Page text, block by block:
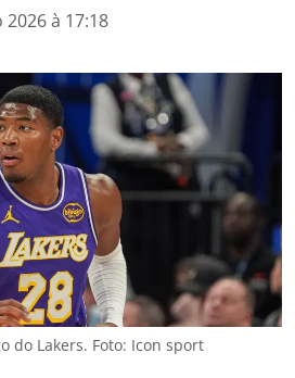
2026 à 17:18
do Lakers. Foto: Icon sport